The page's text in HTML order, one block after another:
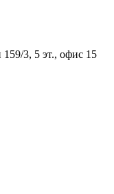
3, 5 эт., офис 15